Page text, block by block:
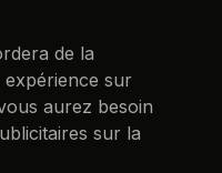
de la
sur
aurez besoin
sur la